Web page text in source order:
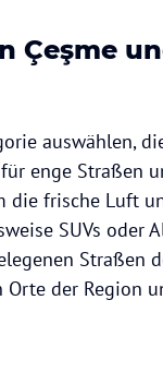
Çeşme
auswählen,
enge Straßen
die frische Luft
SUVs oder
Straßen
der Region